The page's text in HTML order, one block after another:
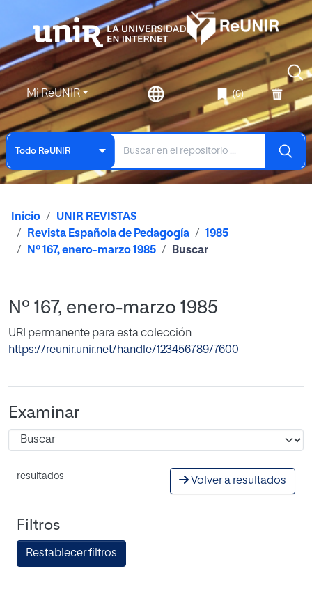
Mi ReUNIR (0)
Todo ReUNIR
Inicio
UNIR REVISTAS
Revista Española de Pedagogía
1985
Nº 167, enero-marzo 1985
Buscar
Nº 167, enero-marzo 1985
URI permanente para esta colección
https://reunir.unir.net/handle/123456789/7600
Examinar
resultados Volver a resultados
Filtros
Restablecer filtros